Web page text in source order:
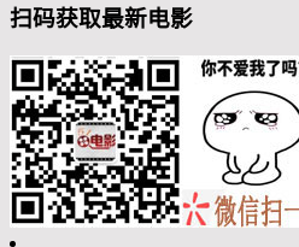
扫码获取最新电影